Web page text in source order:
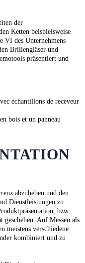
der
Ketten beispielsweise
VI des Unternehmens
Brillengläser und
präsentiert und
abzuheben und den
Dienstleistungen zu
bzw.
Auf Messen als
meistens verschiedene
kombiniert und zu